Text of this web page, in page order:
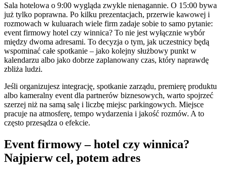
Sala hotelowa o 9:00 wygląda zwykle nienagannie. O 15:00 bywa
już tylko poprawna. Po kilku prezentacjach, przerwie kawowej i
rozmowach w kuluarach wiele firm zadaje sobie to samo pytanie:
event firmowy hotel czy winnica? To nie jest wyłącznie wybór
między dwoma adresami. To decyzja o tym, jak uczestnicy będą
wspominać całe spotkanie – jako kolejny służbowy punkt w
kalendarzu albo jako dobrze zaplanowany czas, który naprawdę
zbliża ludzi.
Jeśli organizujesz integrację, spotkanie zarządu, premierę produktu
albo kameralny event dla partnerów biznesowych, warto spojrzeć
szerzej niż na samą salę i liczbę miejsc parkingowych. Miejsce
pracuje na atmosferę, tempo wydarzenia i jakość rozmów. A to
często przesądza o efekcie.
Event firmowy – hotel czy winnica?
Najpierw cel, potem adres